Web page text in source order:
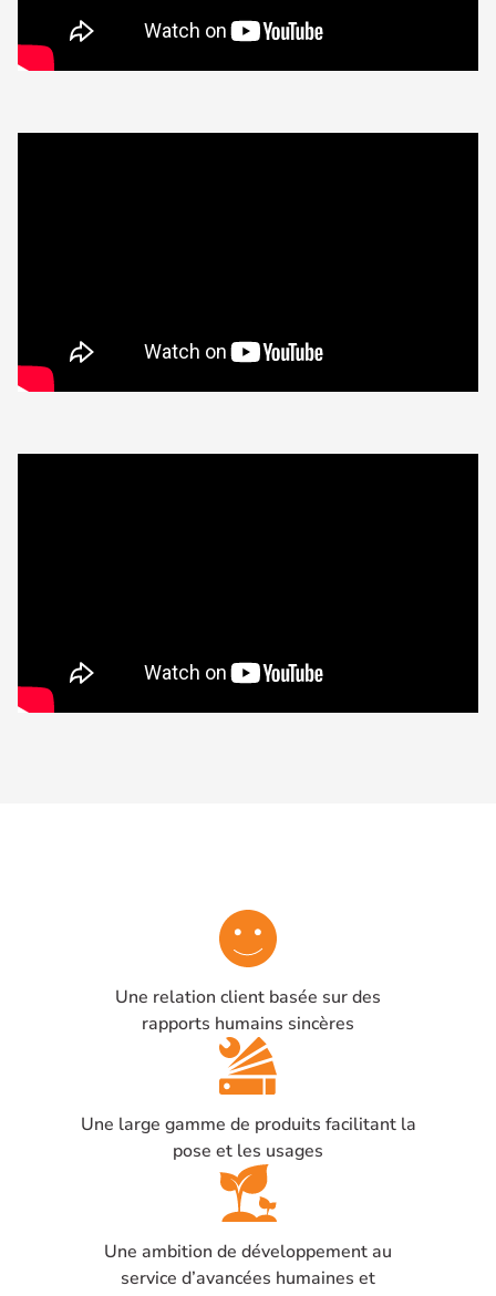
Une relation client basée sur des
rapports humains sincères
Une large gamme de produits facilitant la
pose et les usages
Une ambition de développement au
service d’avancées humaines et